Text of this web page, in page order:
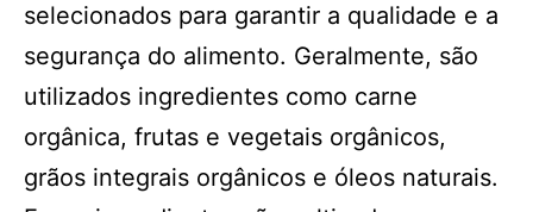
selecionados para garantir a qualidade e a
segurança do alimento. Geralmente, são
utilizados ingredientes como carne
orgânica, frutas e vegetais orgânicos,
grãos integrais orgânicos e óleos naturais.